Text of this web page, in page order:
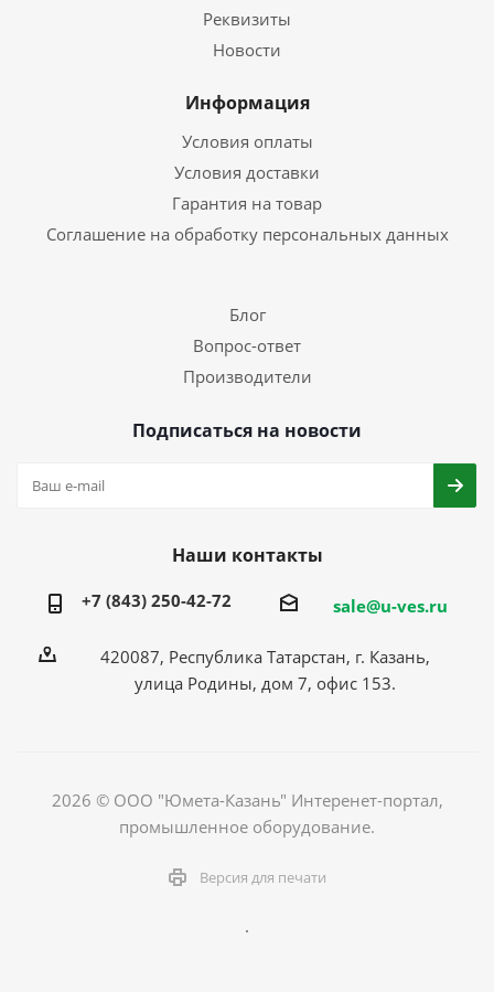
Реквизиты
Новости
Информация
Условия оплаты
Условия доставки
Гарантия на товар
Соглашение на обработку персональных данных
Блог
Вопрос-ответ
Производители
Подписаться на новости
Наши контакты
+7 (843) 250-42-72 sale@u-ves.ru
420087, Республика Татарстан, г. Казань,
улица Родины, дом 7, офис 153.
2026 © ООО "Юмета-Казань" Интеренет-портал,
промышленное оборудование.
Версия для печати
.